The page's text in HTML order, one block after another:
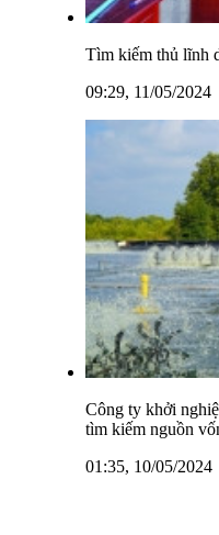
Tìm kiếm thủ lĩnh
09:29, 11/05/2024
Công ty khởi
tìm kiếm nguồn
01:35, 10/05/2024